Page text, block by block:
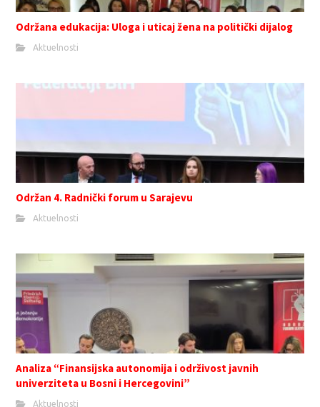
Održana edukacija: Uloga i uticaj žena na politički dijalog
Aktuelnosti
Održan 4. Radnički forum u Sarajevu
Aktuelnosti
Analiza “Finansijska autonomija i održivost javnih
univerziteta u Bosni i Hercegovini”
Aktuelnosti